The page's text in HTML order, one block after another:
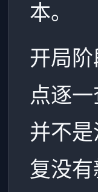
本。
开局
点逐
并不
复没